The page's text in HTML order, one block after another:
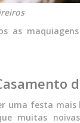
as
uma festa
muitas